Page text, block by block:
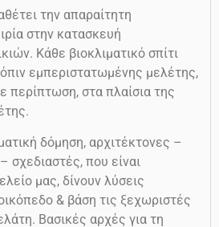
την απαραίτητη
στην κατασκευή
Κάθε βιοκλιματικό σπίτι
εμπεριστατωμένης μελέτης,
περίπτωση, στα πλαίσια της
δόμηση, αρχιτέκτονες –
σχεδιαστές, που είναι
μας, δίνουν λύσεις
& βάση τις ξεχωριστές
Βασικές αρχές για τη